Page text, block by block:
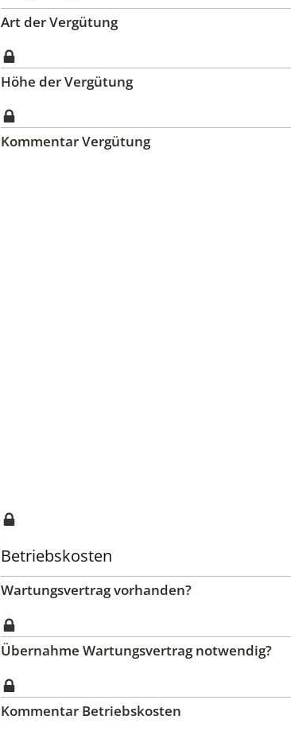
Art der Vergütung
Höhe der Vergütung
Kommentar Vergütung
Betriebskosten
Wartungsvertrag vorhanden?
Übernahme Wartungsvertrag notwendig?
Kommentar Betriebskosten